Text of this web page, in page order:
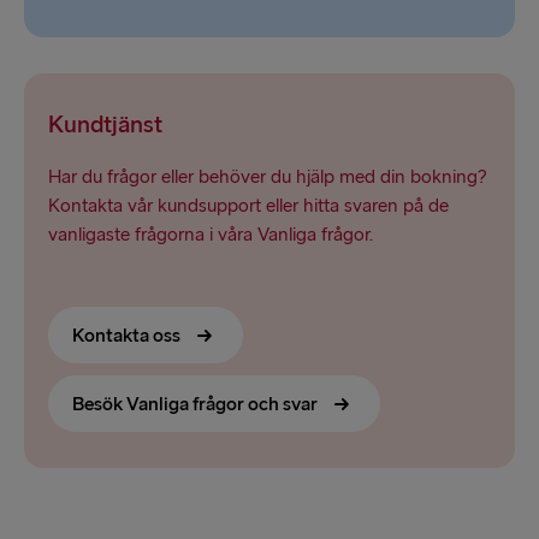
Kundtjänst
Har du frågor eller behöver du hjälp med din bokning?
Kontakta vår kundsupport eller hitta svaren på de
vanligaste frågorna i våra Vanliga frågor.
Kontakta oss
Besök Vanliga frågor och svar